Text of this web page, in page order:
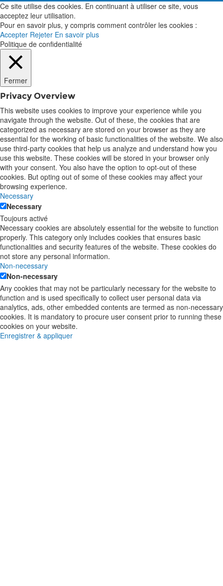
Ce site utilise des cookies. En continuant à utiliser ce site, vous
acceptez leur utilisation.
Pour en savoir plus, y compris comment contrôler les cookies :
Accepter Rejeter En savoir plus
Politique de confidentialité
Fermer
Privacy Overview
This website uses cookies to improve your experience while you
navigate through the website. Out of these, the cookies that are
categorized as necessary are stored on your browser as they are
essential for the working of basic functionalities of the website. We also
use third-party cookies that help us analyze and understand how you
use this website. These cookies will be stored in your browser only
with your consent. You also have the option to opt-out of these
cookies. But opting out of some of these cookies may affect your
browsing experience.
Necessary
Necessary
Toujours activé
Necessary cookies are absolutely essential for the website to function
properly. This category only includes cookies that ensures basic
functionalities and security features of the website. These cookies do
not store any personal information.
Non-necessary
Non-necessary
Any cookies that may not be particularly necessary for the website to
function and is used specifically to collect user personal data via
analytics, ads, other embedded contents are termed as non-necessary
cookies. It is mandatory to procure user consent prior to running these
cookies on your website.
Enregistrer & appliquer